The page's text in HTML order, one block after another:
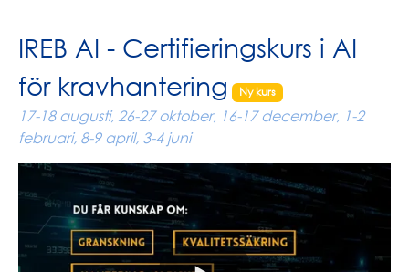
IREB AI - Certifieringskurs i AI
för kravhantering
Ny kurs
17-18 augusti, 26-27 oktober, 16-17 december, 1-2
februari, 8-9 april, 3-4 juni